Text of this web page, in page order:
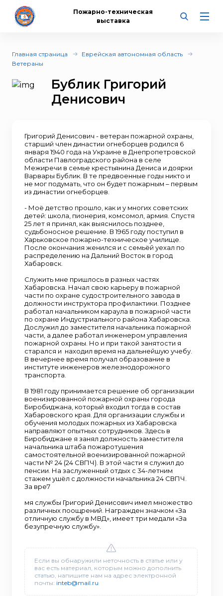
Пожарно-техническая
выставка
Главная страница
Еврейская автономная область
Ветераны
Бублик Григорий
Денисович
Григорий Денисович - ветеран пожарной охраны,
старший член династии огнеборцев родился 6
января 1940 года на Украине в Днепропетровской
области Павлоградского района в селе
Межиречи в семье крестьянина Дениса и доярки
Варвары Бублик. В те предвоенные годы никто и
не мог подумать, что он будет пожарным – первым
из династии огнеборцев.
- Моё детство прошло, как и у многих советских
детей: школа, пионерия, комсомол, армия. Спустя
25 лет я принял, как выяснилось позднее,
судьбоносное решение. В 1965 году поступил в
Харьковское пожарно-техническое училище.
После окончания женился и с семьёй уехал по
распределению на Дальний Восток в город
Хабаровск.
Служить мне пришлось в разных частях
Хабаровска. Начал свою карьеру в пожарной
части по охране судостроительного завода в
должности инструктора профилактики. Позднее
работал начальником караула в пожарной части
по охране Индустриального района Хабаровска.
Дослужил до заместителя начальника пожарной
части, а далее работал инженером управления
пожарной охраны. Но и при такой занятости я
старался и находил время на дальнейшую учебу.
В вечернее время получал образование в
институте инженеров железнодорожного
транспорта.
В 1981 году принимается решение об организации
военизированной пожарной охраны города
Биробиджана, который входил тогда в состав
Хабаровского края. Для организации службы и
обучения молодых пожарных из Хабаровска
направляют опытных сотрудников. Здесь в
Биробиджане я занял должность заместителя
начальника штаба пожаротушения
самостоятельной военизированной пожарной
части № 24 (24 СВПЧ). В этой части я служил до
пенсии. На заслуженный отдых с 34-летним
стажем ушёл с должности начальника 24 СВПЧ.
За вре7
мя службы Григорий Денисович имел множество
различных поощрений. Награжден значком «За
отличную службу в МВД», имеет три медали «За
безупречную службу».
Если вы обнаружили неточность в статье или у
вас есть материал, которым можно дополнить
статью, напишите нам на адрес электронной
почты: inteb@mail.ru